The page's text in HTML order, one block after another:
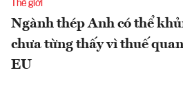
Thế giới
Ngành thép Anh có thể
chưa từng thấy vì thuế
EU